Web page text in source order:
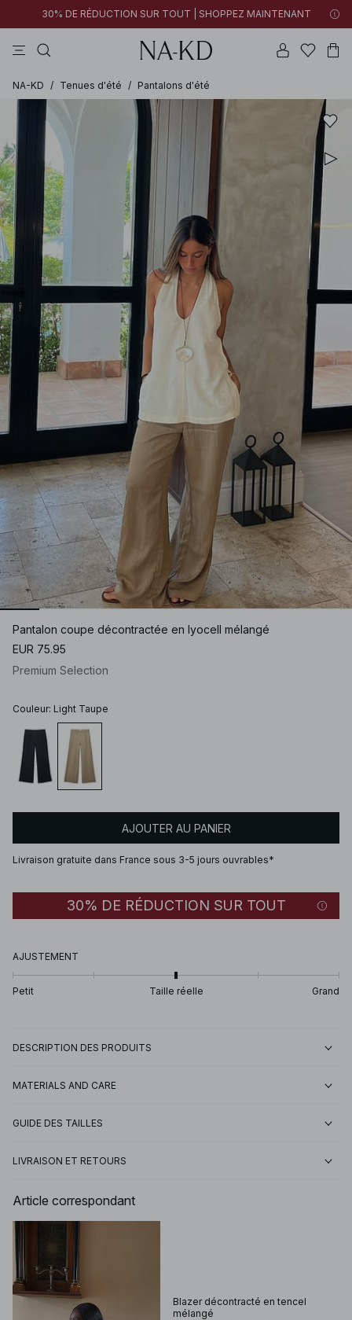
30% DE RÉDUCTION SUR TOUT | SHOPPEZ MAINTENANT
NA-KD / Tenues d'été / Pantalons d'été
Pantalon coupe décontractée en lyocell mélangé
EUR 75.95
Premium Selection
Couleur: Light Taupe
AJOUTER AU PANIER
Livraison gratuite dans France sous 3-5 jours ouvrables*
30% DE RÉDUCTION SUR TOUT
AJUSTEMENT
Petit Taille réelle Grand
DESCRIPTION DES PRODUITS
MATERIALS AND CARE
GUIDE DES TAILLES
LIVRAISON ET RETOURS
Article correspondant
Blazer décontracté en tencel
mélangé